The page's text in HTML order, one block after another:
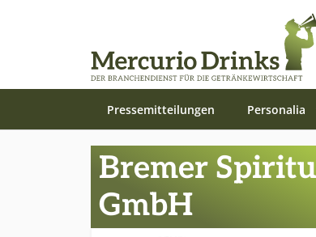
Pressemitteilungen Personalia
Bremer
GmbH